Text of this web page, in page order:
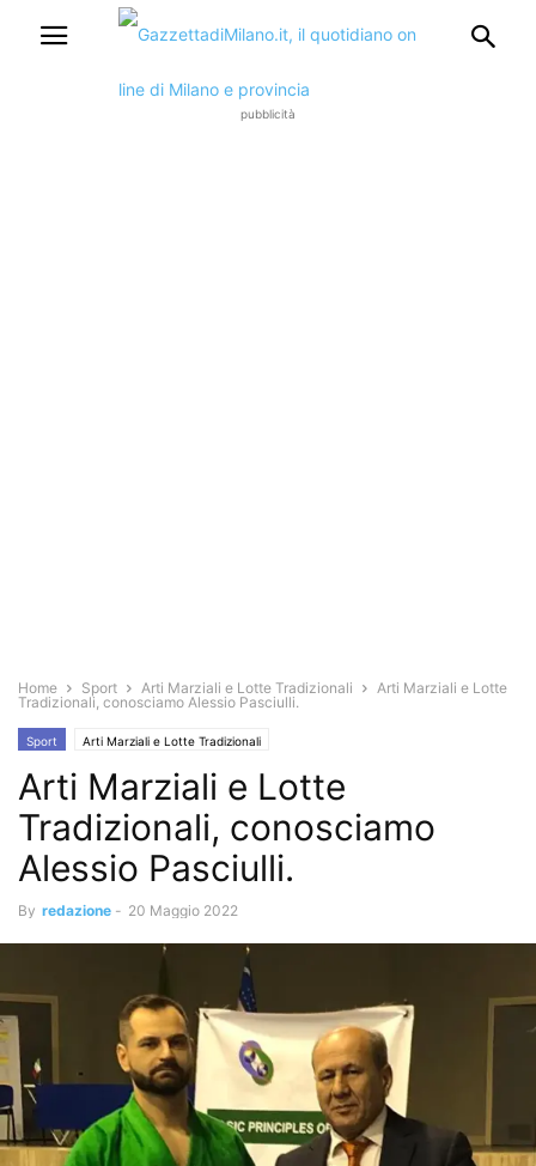
pubblicità
Home Sport Arti Marziali e Lotte Tradizionali
Arti Marziali e Lotte
Tradizionali, conosciamo Alessio Pasciulli.
Sport Arti Marziali e Lotte Tradizionali
Arti Marziali e Lotte
Tradizionali, conosciamo
Alessio Pasciulli.
By redazione - 20 Maggio 2022